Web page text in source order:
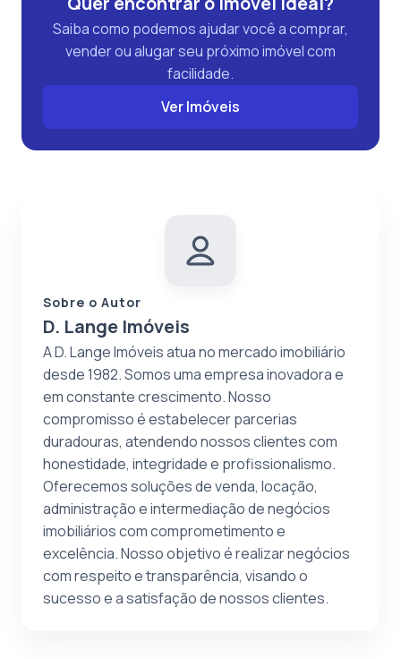
Saiba como podemos ajudar você a comprar,
vender ou alugar seu próximo imóvel com
facilidade.
Ver Imóveis
Sobre o Autor
D. Lange Imóveis
A D. Lange Imóveis atua no mercado imobiliário
desde 1982. Somos uma empresa inovadora e
em constante crescimento. Nosso
compromisso é estabelecer parcerias
duradouras, atendendo nossos clientes com
honestidade, integridade e profissionalismo.
Oferecemos soluções de venda, locação,
administração e intermediação de negócios
imobiliários com comprometimento e
excelência. Nosso objetivo é realizar negócios
com respeito e transparência, visando o
sucesso e a satisfação de nossos clientes.